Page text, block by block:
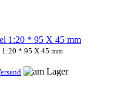
* 95 X 45 mm